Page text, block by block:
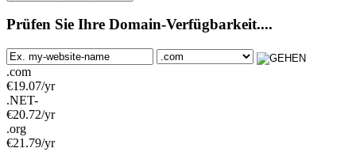
Prüfen Sie Ihre Domain-Verfügbarkeit....
.com
€19.07/yr
.NET-
€20.72/yr
.org
€21.79/yr